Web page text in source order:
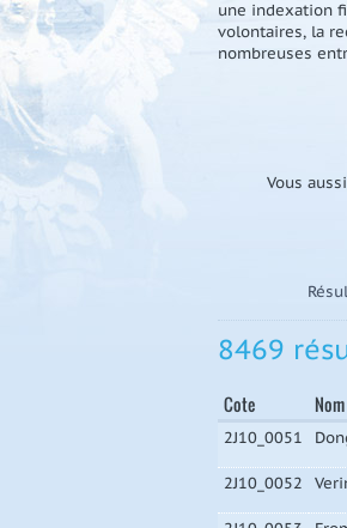
une indexation
volontaires, la
nombreuses
Vous
8469
Cote Nom
2J10_0051
2J10_0052